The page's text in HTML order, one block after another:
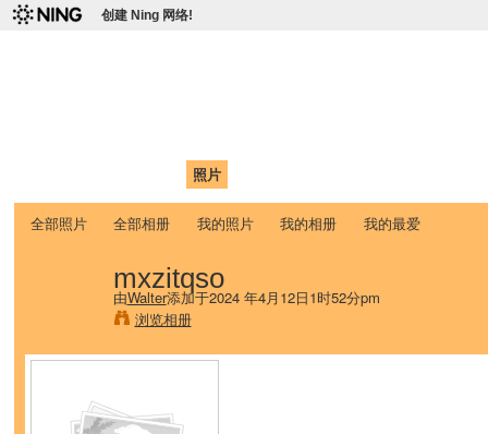
创建 Ning 网络!
照片
全部照片 全部相册 我的照片 我的相册 我的最爱
mxzitqso
由Walter添加于2024 年4月12日1时52分pm
浏览相册